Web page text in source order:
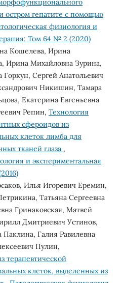
остром гепатите с помощью
физиология и
Том 64 № 2 (2020)
Кошелева, Ирина
Ирина Михайловна Зурина,
Горкун, Сергей Анатольевич
Никишин, Тамара
Екатерина Евгеньевна
Репин, Технология
сфероидов из
клеток лимба для
тканей глаза ,
и экспериментальная
Илья Игоревич Еремин,
Татьяна Сергеевна
Гринаковская, Матвей
Дмитриевич Устинов,
Галия Равилевна
Пулин,
терапевтической
клеток, выделенных из